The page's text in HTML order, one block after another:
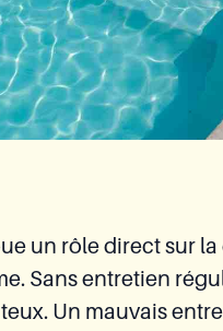
un rôle direct sur
Sans entretien
Un mauvais